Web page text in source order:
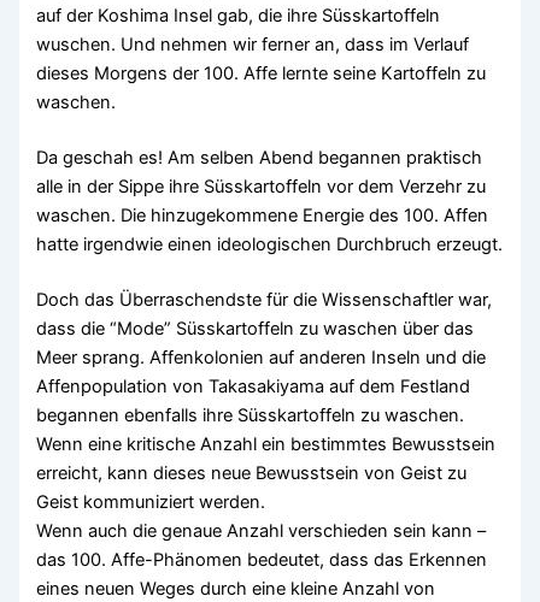
auf der Koshima Insel gab, die ihre Süsskartoffeln
wuschen. Und nehmen wir ferner an, dass im Verlauf
dieses Morgens der 100. Affe lernte seine Kartoffeln zu
waschen.
Da geschah es! Am selben Abend begannen praktisch
alle in der Sippe ihre Süsskartoffeln vor dem Verzehr zu
waschen. Die hinzugekommene Energie des 100. Affen
hatte irgendwie einen ideologischen Durchbruch erzeugt.
Doch das Überraschendste für die Wissenschaftler war,
dass die “Mode” Süsskartoffeln zu waschen über das
Meer sprang. Affenkolonien auf anderen Inseln und die
Affenpopulation von Takasakiyama auf dem Festland
begannen ebenfalls ihre Süsskartoffeln zu waschen.
Wenn eine kritische Anzahl ein bestimmtes Bewusstsein
erreicht, kann dieses neue Bewusstsein von Geist zu
Geist kommuniziert werden.
Wenn auch die genaue Anzahl verschieden sein kann –
das 100. Affe-Phänomen bedeutet, dass das Erkennen
eines neuen Weges durch eine kleine Anzahl von